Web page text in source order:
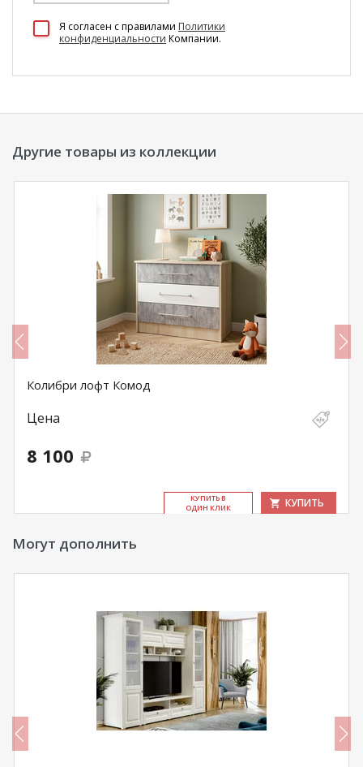
Я согласен c правилами Политики
конфиденциальности Компании.
Другие товары из коллекции
Колибри лофт Комод
Цена
8 100
КУ­ПИТЬ В
ОДИН КЛИК
КУПИТЬ
Могут дополнить